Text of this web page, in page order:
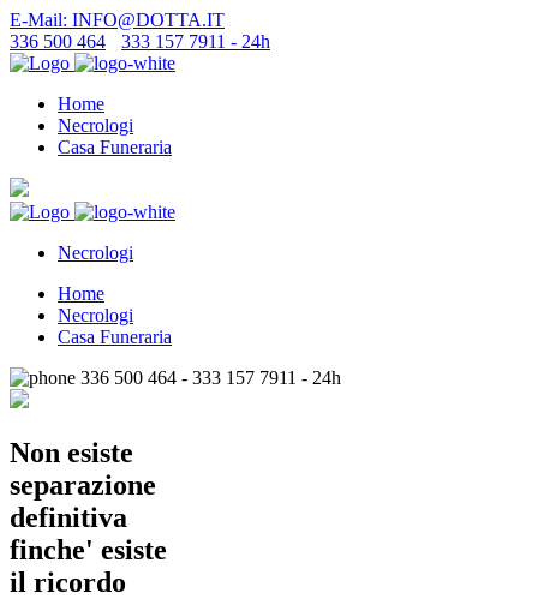
E-Mail: INFO@DOTTA.IT
336 500 464
333 157 7911 - 24h
Home
Necrologi
Casa Funeraria
Necrologi
Home
Necrologi
Casa Funeraria
336 500 464 - 333 157 7911 - 24h
Non esiste
separazione
definitiva
finche' esiste
il ricordo